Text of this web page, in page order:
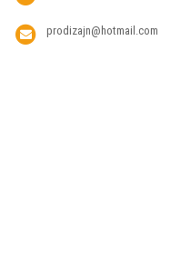
prodizajn@hotmail.com